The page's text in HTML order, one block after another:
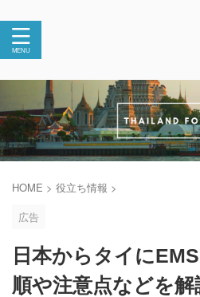
HOME > 役立ち情報 >
広告
日本からタイに
順や注意点などを解